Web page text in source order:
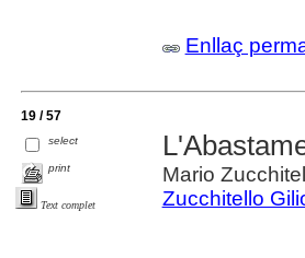
Enllaç
19 / 57
select
print
Text complet
Mario
Zucchitello